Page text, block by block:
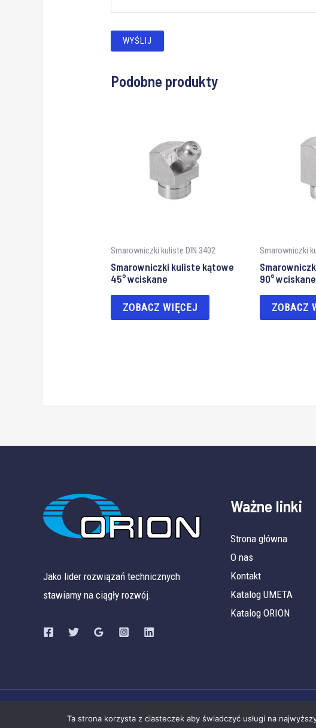
Podobne produkty
Smarowniczki kuliste DIN 3402
Smarowniczki kuliste kątowe
45° wciskane
ZOBACZ WIĘCEJ
Smarowniczki
90° wciskane
ZOBACZ
Jako lider rozwiązań technicznych
stawiamy na ciągły rozwój.
Ważne linki
Strona główna
O nas
Kontakt
Katalog UMETA
Katalog ORION
Ta strona korzysta z ciasteczek aby świadczyć usługi na